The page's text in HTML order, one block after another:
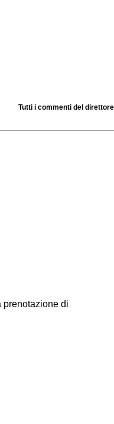
Tutti i commenti del direttore
prenotazione di